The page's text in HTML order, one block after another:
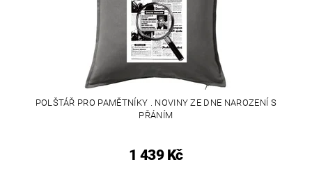
POLŠTÁŘ PRO PAMĚTNÍKY . NOVINY ZE DNE NAROZENÍ S
PŘÁNÍM
1 439 Kč